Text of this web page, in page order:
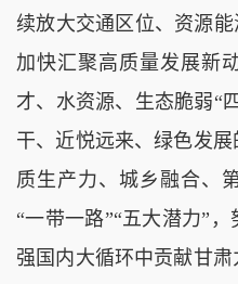
续放大交通区位、资源能
加快汇聚高质量发展新
才、水资源、生态脆弱“
干、近悦远来、绿色发
质生产力、城乡融合、
“一带一路”“五大潜力”
强国内大循环中贡献甘